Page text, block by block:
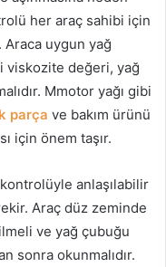
her araç sahibi için
Araca uygun yağ
viskozite değeri, yağ
Mmotor yağı gibi
parça ve bakım ürünü
için önem taşır.
anlaşılabilir
Araç düz zeminde
ve yağ çubuğu
sonra okunmalıdır.